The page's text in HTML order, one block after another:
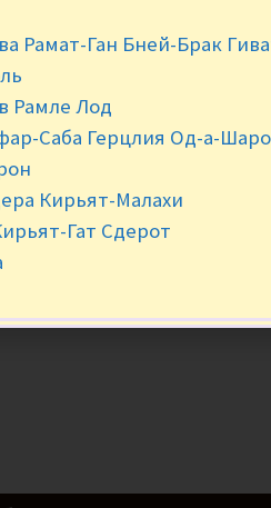
Нет в
Рамат-Ган Бней-Брак
Рамле Лод
Саба Герцлия Од-а-
Кирьят-Малахи
Гат Сдерот